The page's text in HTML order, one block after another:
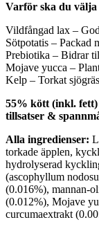
Varför ska du
Vildfångad lax –
Sötpotatis – Packad
Prebiotika – Bidrar
Mojave yucca –
Kelp – Torkat
55% kött (inkl.
tillsatser &
Alla ingredienser:
torkade äpplen,
hydrolyserad
(ascophyllum
(0.016%), mannan-
(0.012%), Mojave
curcumaextrakt